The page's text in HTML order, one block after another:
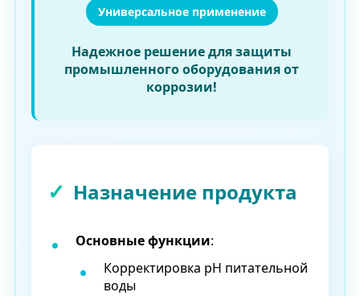
Универсальное применение
Надежное решение для защиты
промышленного оборудования от
коррозии!
Назначение продукта
Основные функции:
Корректировка pH питательной
воды